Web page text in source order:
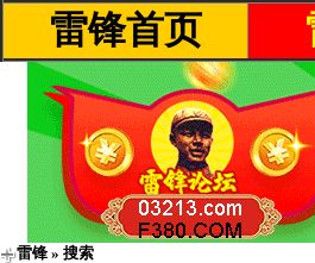
雷锋首页
雷锋 » 搜索